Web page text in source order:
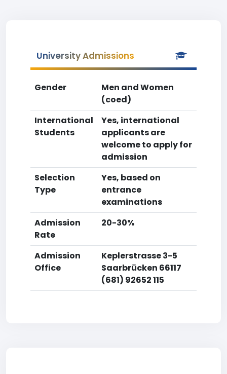
University Admissions
Gender
Men and Women
(coed)
International
Students
Yes, international
applicants are
welcome to apply for
admission
Selection
Type
Yes, based on
entrance
examinations
Admission
Rate
20-30%
Admission
Office
Keplerstrasse 3-5
Saarbrücken 66117
(681) 92652 115